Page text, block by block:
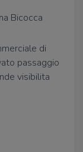
Bicocca
di
passaggio
visibilita